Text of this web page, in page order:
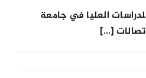
العليا في جامعة
[...]